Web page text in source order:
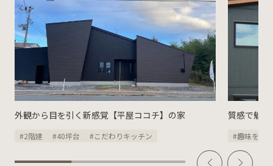
外観から目を引く新感覚【平屋ココチ】の家
#2階建 #40坪台 #こだわりキッチン
質感で魅
#趣味を楽